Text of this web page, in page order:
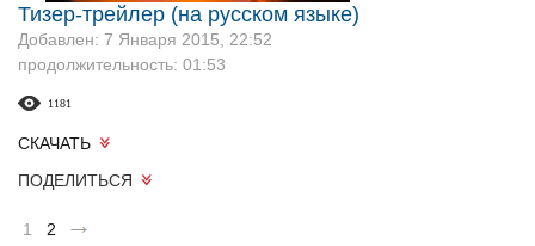
Тизер-трейлер (на русском языке)
Добавлен: 7 Января 2015, 22:52
продолжительность: 01:53
1181
СКАЧАТЬ
ПОДЕЛИТЬСЯ
1 2